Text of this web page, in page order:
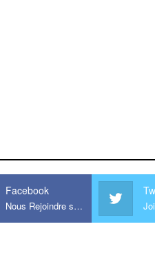
Facebook
Nous Rejoindre sur Facebook